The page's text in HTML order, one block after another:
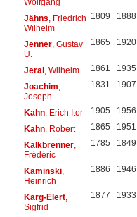
Wolfgang
Jähns, Friedrich
Wilhelm
1809 1888
Jenner, Gustav
U.
1865 1920
Jeral , Wilhelm 1861 1935
Joachim,
Joseph
1831 1907
Kahn, Erich Itor 1905 1956
Kahn, Robert 1865 1951
Kalkbrenner,
Frédéric
1785 1849
Kaminski,
Heinrich
1886 1946
Karg-Elert,
Sigfrid
1877 1933